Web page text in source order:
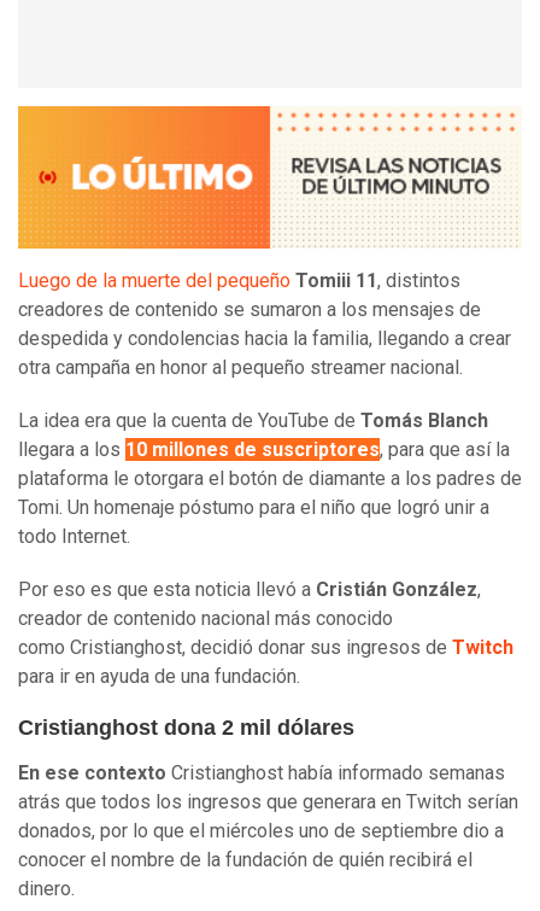
Luego de la muerte del pequeño Tomiii 11, distintos
creadores de contenido se sumaron a los mensajes de
despedida y condolencias hacia la familia, llegando a crear
otra campaña en honor al pequeño streamer nacional.
La idea era que la cuenta de YouTube de Tomás Blanch
llegara a los 10 millones de suscriptores, para que así la
plataforma le otorgara el botón de diamante a los padres de
Tomi. Un homenaje póstumo para el niño que logró unir a
todo Internet.
Por eso es que esta noticia llevó a Cristián González,
creador de contenido nacional más conocido
como Cristianghost, decidió donar sus ingresos de Twitch
para ir en ayuda de una fundación.
Cristianghost dona 2 mil dólares
En ese contexto Cristianghost había informado semanas
atrás que todos los ingresos que generara en Twitch serían
donados, por lo que el miércoles uno de septiembre dio a
conocer el nombre de la fundación de quién recibirá el
dinero.